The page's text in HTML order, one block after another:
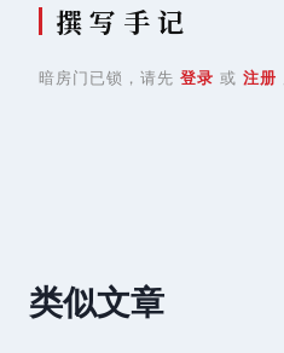
撰 写 手 记
暗房门已锁，请先 登录 或 注册
类似文章